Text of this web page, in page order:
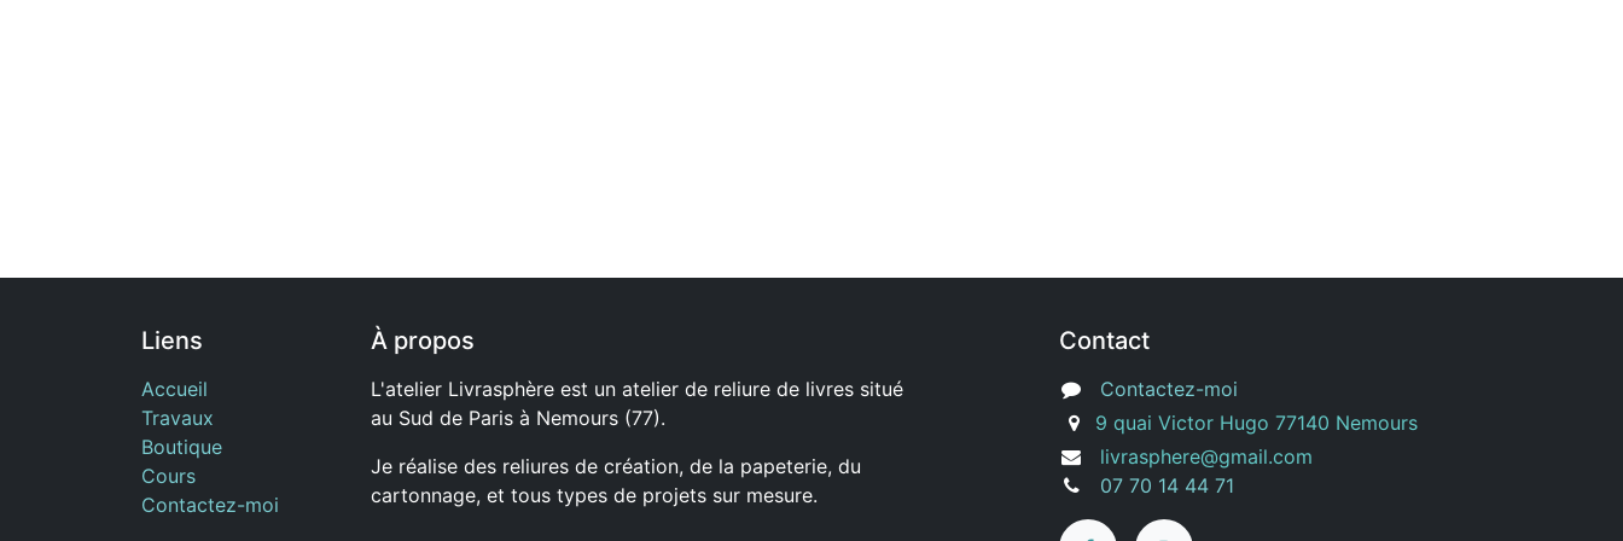
Liens
Accueil
Travaux
Boutique
Cours
Contactez-moi
À propos
L'atelier Livrasphère est un atelier de reliure de livres situé
au Sud de Paris à Nemours (77).
Je réalise des reliures de création, de la papeterie, du
cartonnage, et tous types de projets sur mesure.
Contact
Contactez-moi
9 quai Victor Hugo 77140 Nemours
livrasphere@gmail.com
07 70 14 44 71